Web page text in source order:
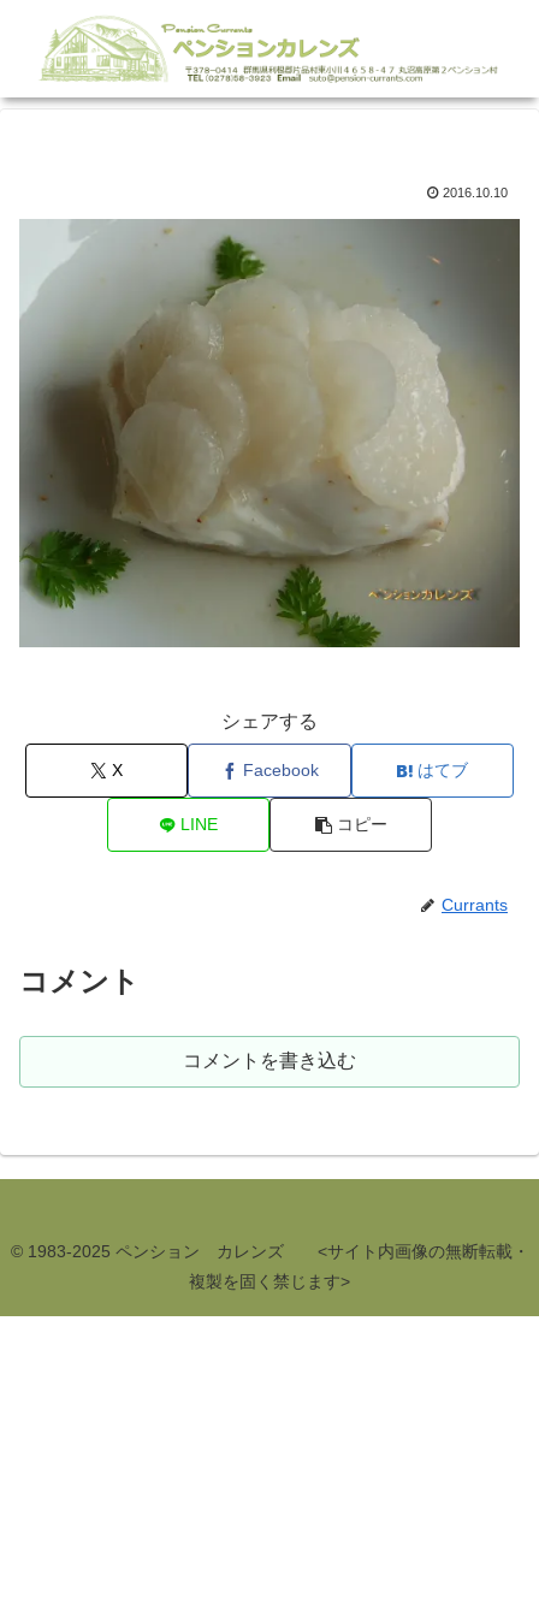
2016.10.10
シェアする
X Facebook はてブ
LINE コピー
Currants
コメント
コメントを書き込む
© 1983-2025 ペンション カレンズ <サイト内画像の無断転載・
複製を固く禁じます>